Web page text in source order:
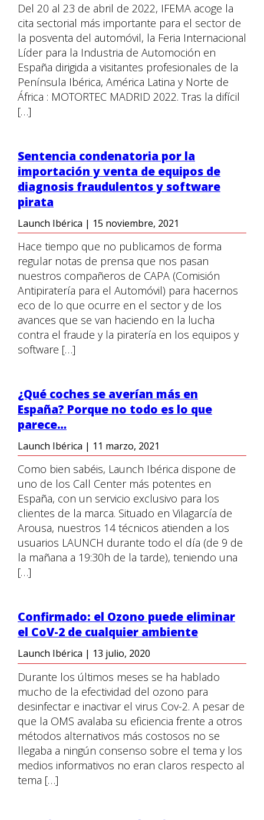
Del 20 al 23 de abril de 2022, IFEMA acoge la
cita sectorial más importante para el sector de
la posventa del automóvil, la Feria Internacional
Líder para la Industria de Automoción en
España dirigida a visitantes profesionales de la
Península Ibérica, América Latina y Norte de
África : MOTORTEC MADRID 2022. Tras la difícil
[…]
Sentencia condenatoria por la
importación y venta de equipos de
diagnosis fraudulentos y software
pirata
Launch Ibérica | 15 noviembre, 2021
Hace tiempo que no publicamos de forma
regular notas de prensa que nos pasan
nuestros compañeros de CAPA (Comisión
Antipiratería para el Automóvil) para hacernos
eco de lo que ocurre en el sector y de los
avances que se van haciendo en la lucha
contra el fraude y la piratería en los equipos y
software […]
¿Qué coches se averían más en
España? Porque no todo es lo que
parece…
Launch Ibérica | 11 marzo, 2021
Como bien sabéis, Launch Ibérica dispone de
uno de los Call Center más potentes en
España, con un servicio exclusivo para los
clientes de la marca. Situado en Vilagarcía de
Arousa, nuestros 14 técnicos atienden a los
usuarios LAUNCH durante todo el día (de 9 de
la mañana a 19:30h de la tarde), teniendo una
[…]
Confirmado: el Ozono puede eliminar
el CoV-2 de cualquier ambiente
Launch Ibérica | 13 julio, 2020
Durante los últimos meses se ha hablado
mucho de la efectividad del ozono para
desinfectar e inactivar el virus Cov-2. A pesar de
que la OMS avalaba su eficiencia frente a otros
métodos alternativos más costosos no se
llegaba a ningún consenso sobre el tema y los
medios informativos no eran claros respecto al
tema […]